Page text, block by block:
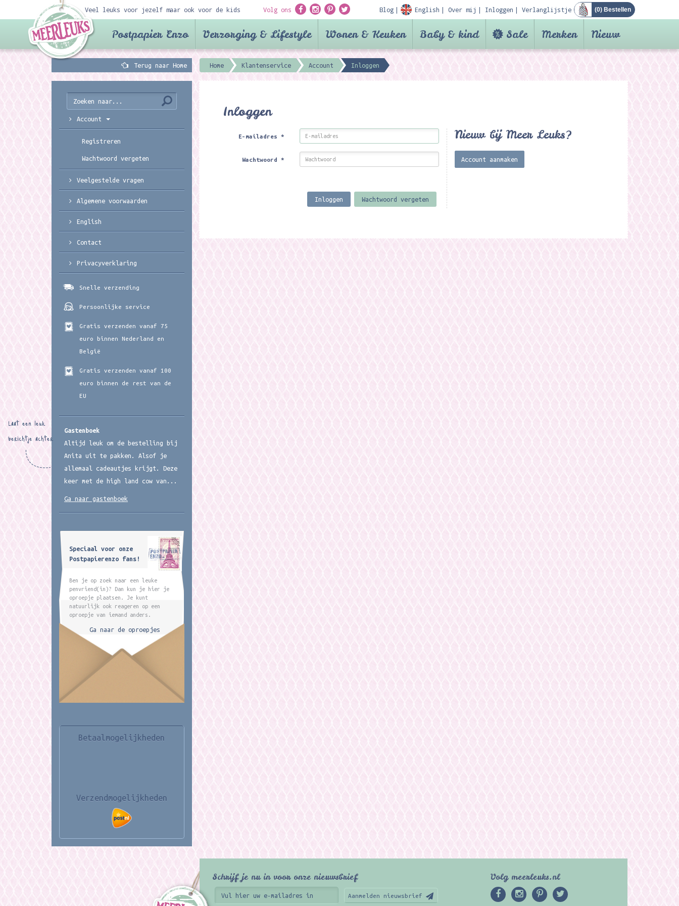
Veel leuks voor jezelf maar ook voor de kids Volg ons Blog English Over mij Inloggen Verlanglijstje (0) Bestellen
Postpapier Enzo Verzorging & Lifestyle Wonen & Keuken Baby & kind Sale Merken Nieuw
Terug naar Home Home Klantenservice Account Inloggen
Inloggen
E-mailadres*
Wachtwoord*
Inloggen Wachtwoord vergeten
Nieuw bij Meer Leuks?
Account aanmaken
Account
Registreren
Wachtwoord vergeten
Veelgestelde vragen
Algemene voorwaarden
English
Contact
Privacyverklaring
Snelle verzending
Persoonlijke service
Gratis verzenden vanaf 75
euro binnen Nederland en
België
Gratis verzenden vanaf 100
euro binnen de rest van de
EU
Gastenboek
Altijd leuk om de bestelling bij
Anita uit te pakken. Alsof je
allemaal cadeautjes krijgt. Deze
keer met de high land cow van...
Laat een leuk
berichtje achter
Ga naar gastenboek
Speciaal voor onze
Postpapierenzo fans!
Ben je op zoek naar een leuke
penvriend(in)? Dan kun je hier je
oproepje plaatsen. Je kunt
natuurlijk ook reageren op een
oproepje van iemand anders.
Ga naar de oproepjes
Betaalmogelijkheden
Verzendmogelijkheden
Schrijf je nu in voor onze nieuwsbrief
Aanmelden nieuwsbrief
Volg meerleuks.nl